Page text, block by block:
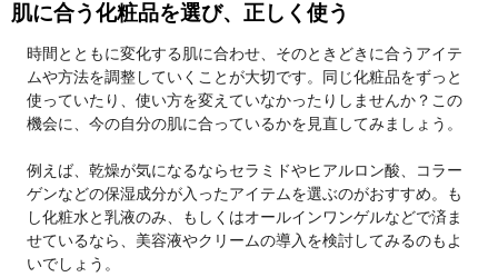
肌に合う化粧品を選び、正しく使う
時間とともに変化する肌に合わせ、そのときどきに合うアイテ
ムや方法を調整していくことが大切です。同じ化粧品をずっと
使っていたり、使い方を変えていなかったりしませんか？この
機会に、今の自分の肌に合っているかを見直してみましょう。
例えば、乾燥が気になるならセラミドやヒアルロン酸、コラー
ゲンなどの保湿成分が入ったアイテムを選ぶのがおすすめ。も
し化粧水と乳液のみ、もしくはオールインワンゲルなどで済ま
せているなら、美容液やクリームの導入を検討してみるのもよ
いでしょう。